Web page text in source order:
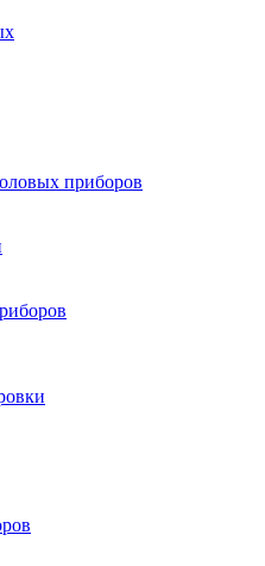
приборов